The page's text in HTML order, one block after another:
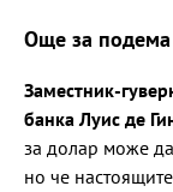
Още за подема
Заместник-
банка Луис де
за долар може
но че